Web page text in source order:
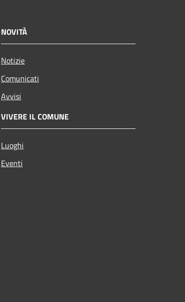
NOVITÀ
Notizie
Comunicati
Avvisi
VIVERE IL COMUNE
Luoghi
Eventi